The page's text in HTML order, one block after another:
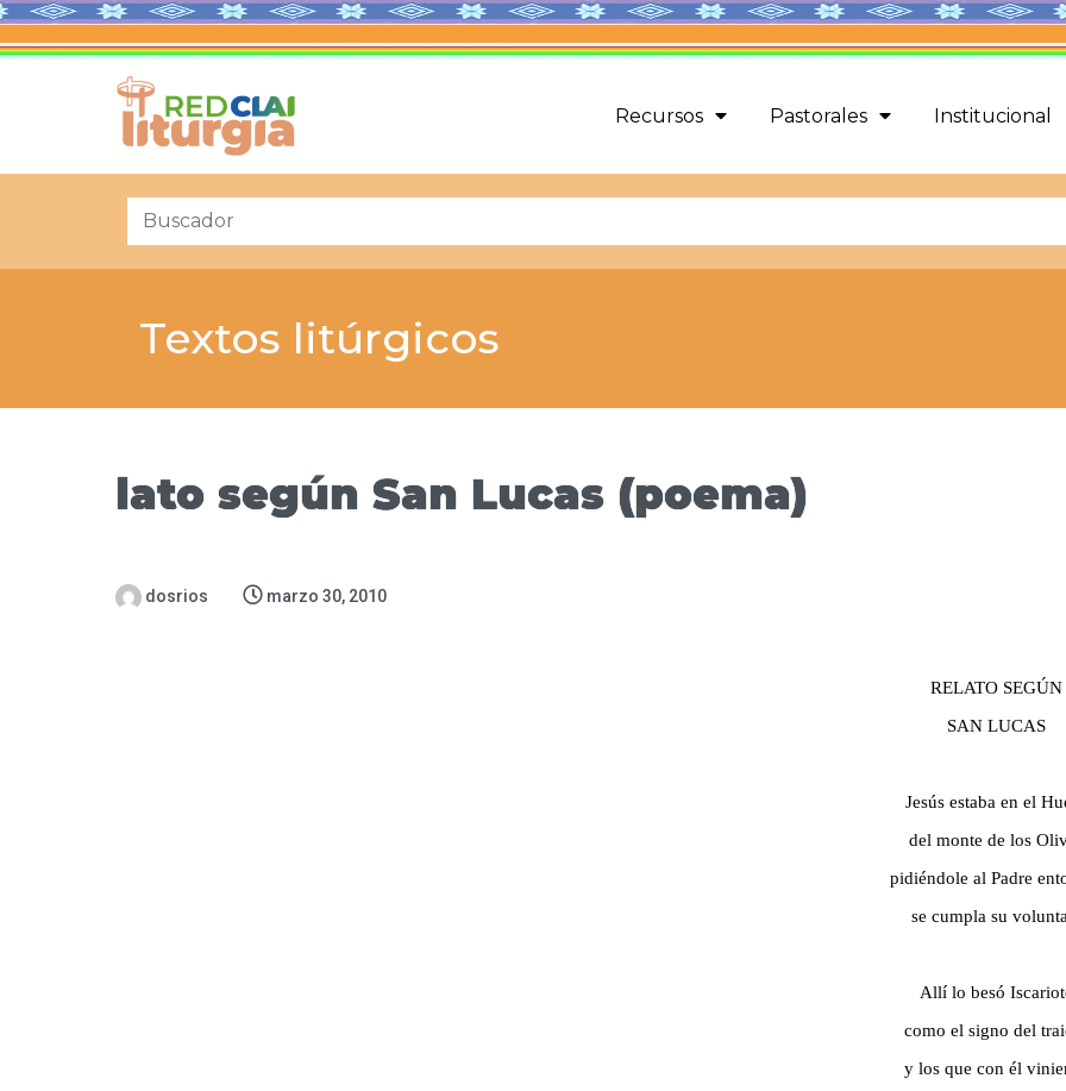
Recursos Pastorales Institucional
Textos litúrgicos
lato según San Lucas (poema)
dosrios marzo 30, 2010
RELATO SEGÚN
SAN LUCAS
Jesús estaba en el
del monte de los
pidiéndole al Padre
se cumpla su
Allí lo besó
como el signo del
y los que con él